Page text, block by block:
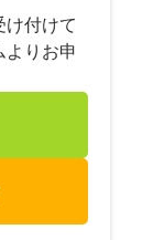
付けて
よりお申